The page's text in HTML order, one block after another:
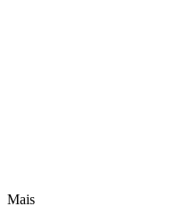
Mais